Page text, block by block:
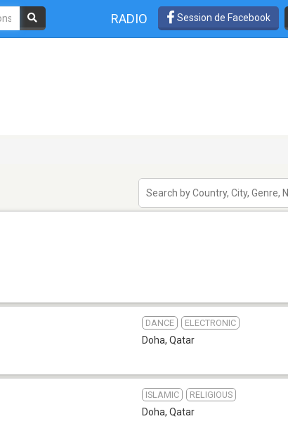
RADIO Session de Facebook
DANCE ELECTRONIC
Doha, Qatar
ISLAMIC RELIGIOUS
Doha, Qatar